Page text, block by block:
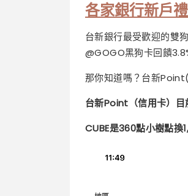
各家銀行新戶
台新銀行最受歡迎的雙
@GOGO黑狗卡回饋
那你知道嗎？台新
台新Point（信用卡）目
CUBE是360點小樹點換